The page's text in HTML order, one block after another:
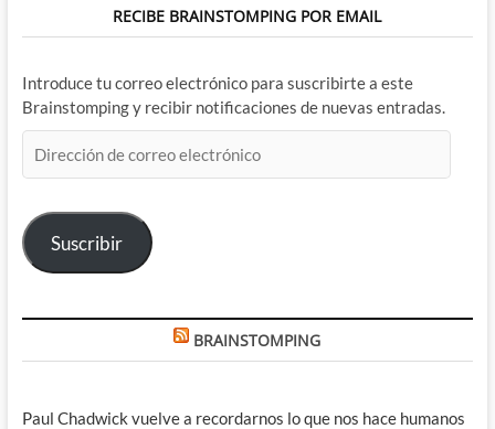
RECIBE BRAINSTOMPING POR EMAIL
Introduce tu correo electrónico para suscribirte a este
Brainstomping y recibir notificaciones de nuevas entradas.
de
electrónico
Suscribir
BRAINSTOMPING
Paul Chadwick vuelve a recordarnos lo que nos hace humanos